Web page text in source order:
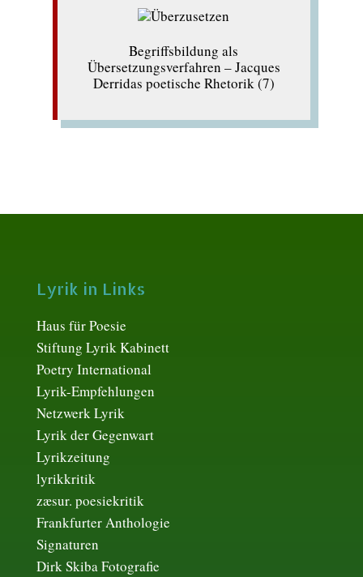
Begriffsbildung als
Übersetzungsverfahren – Jacques
Derridas poetische Rhetorik (7)
Lyrik in Links
Haus für Poesie
Stiftung Lyrik Kabinett
Poetry International
Lyrik-Empfehlungen
Netzwerk Lyrik
Lyrik der Gegenwart
Lyrikzeitung
lyrikkritik
zæsur. poesiekritik
Frankfurter Anthologie
Signaturen
Dirk Skiba Fotografie